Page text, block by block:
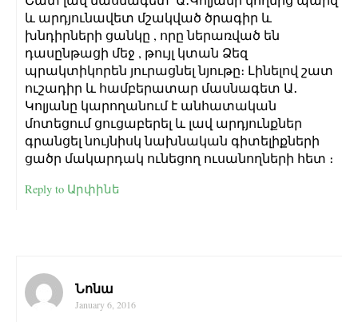
և արդյունավետ մշակված ծրագիր և
խնդիրների ցանկը , որը ներառված են
դասընթացի մեջ , թույլ կտան Ձեզ
պրակտիկորեն յուրացնել նյութը։ Լինելով շատ
ուշադիր և համբերատար մասնագետ Ա․
Կոլյանը կարողանում է անհատական
մոտեցում ցուցաբերել և լավ արդյունքներ
գրանցել նույնիսկ նախնական գիտելիքների
ցածր մակարդակ ունեցող ուսանողների հետ ։
Reply to Արփինե
Նոնա
January 6, 2016